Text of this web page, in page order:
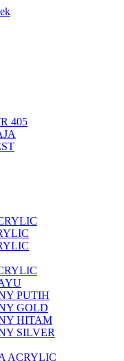
405
PUTIH
GOLD
HITAM
SILVER
ACRYLIC